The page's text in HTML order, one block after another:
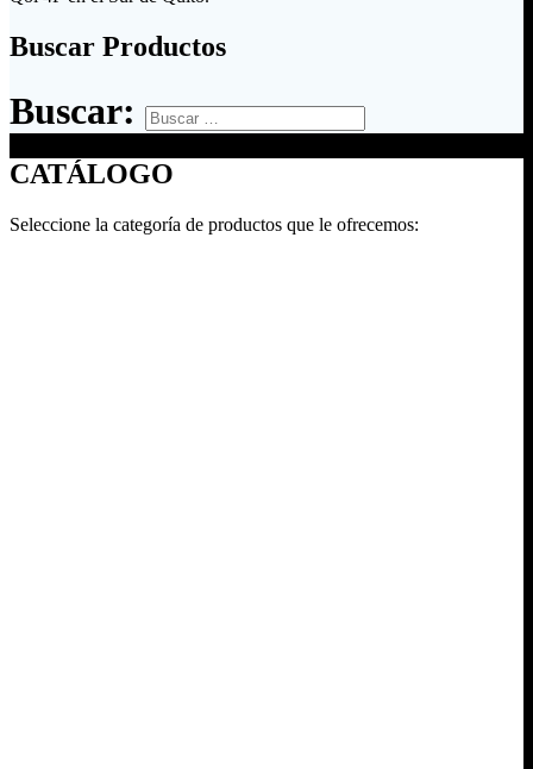
Buscar Productos
Buscar:
CATÁLOGO
Seleccione la categoría de productos que le ofrecemos: